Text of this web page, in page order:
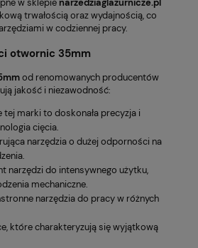
w sklepie narzedziaglazurnicze.pl
trwałością oraz wydajnością, co
w codziennej pracy.
otwornic 35mm
od renomowanych producentów
jakość i niezawodność:
marki to doskonała precyzja i
cięcia.
narzędzia o dużej odporności na
narzędzi do intensywnego użytku,
mechaniczne.
narzędzia do pracy w różnych
które charakteryzują się wyjątkową